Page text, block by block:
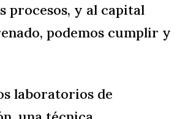
procesos, y al capital
podemos cumplir y
laboratorios de